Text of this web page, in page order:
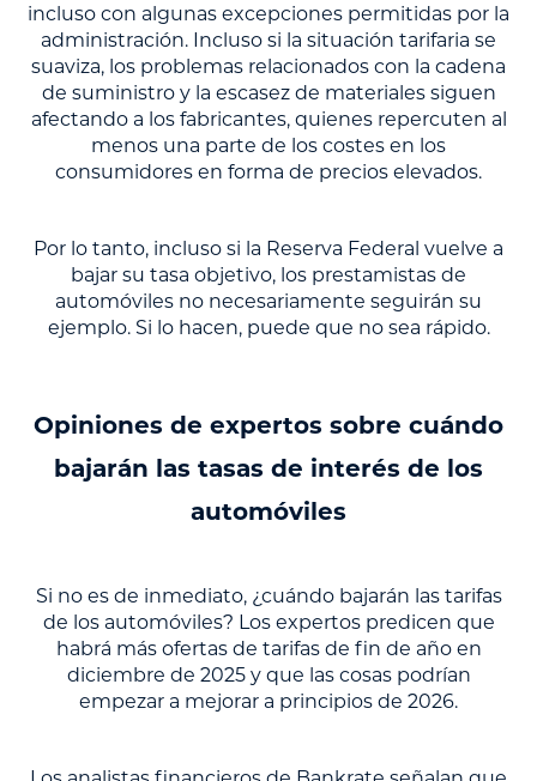
incluso con algunas excepciones permitidas por la
administración. Incluso si la situación tarifaria se
suaviza, los problemas relacionados con la cadena
de suministro y la escasez de materiales siguen
afectando a los fabricantes, quienes repercuten al
menos una parte de los costes en los
consumidores en forma de precios elevados.
Por lo tanto, incluso si la Reserva Federal vuelve a
bajar su tasa objetivo, los prestamistas de
automóviles no necesariamente seguirán su
ejemplo. Si lo hacen, puede que no sea rápido.
Opiniones de expertos sobre cuándo
bajarán las tasas de interés de los
automóviles
Si no es de inmediato, ¿cuándo bajarán las tarifas
de los automóviles? Los expertos predicen que
habrá más ofertas de tarifas de fin de año en
diciembre de 2025 y que las cosas podrían
empezar a mejorar a principios de 2026.